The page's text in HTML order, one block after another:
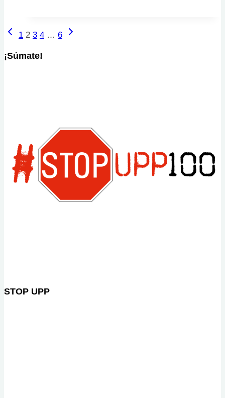
Navegación
de
Página
1 2 3 4 … 6
Siguiente
¡Súmate!
STOP UPP